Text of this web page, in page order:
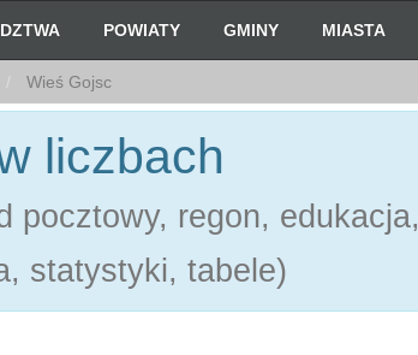
POWIATY GMINY MIASTA
Wieś Gojsc
liczbach
pocztowy, regon, edukacja,
statystyki, tabele)